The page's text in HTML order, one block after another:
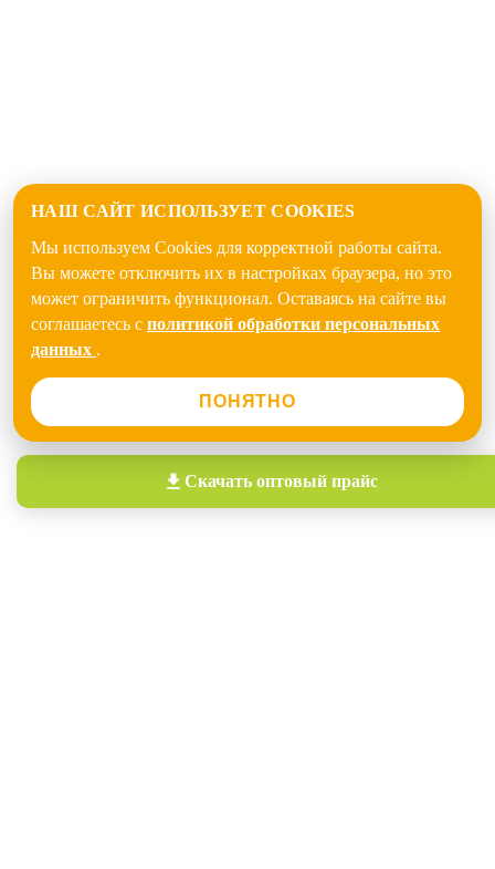
НАШ САЙТ ИСПОЛЬЗУЕТ COOKIES
Мы используем Cookies для корректной работы сайта.
Вы можете отключить их в настройках браузера, но это
может ограничить функционал. Оставаясь на сайте вы
соглашаетесь с политикой обработки персональных
данных .
ПОНЯТНО
Скачать оптовый прайс